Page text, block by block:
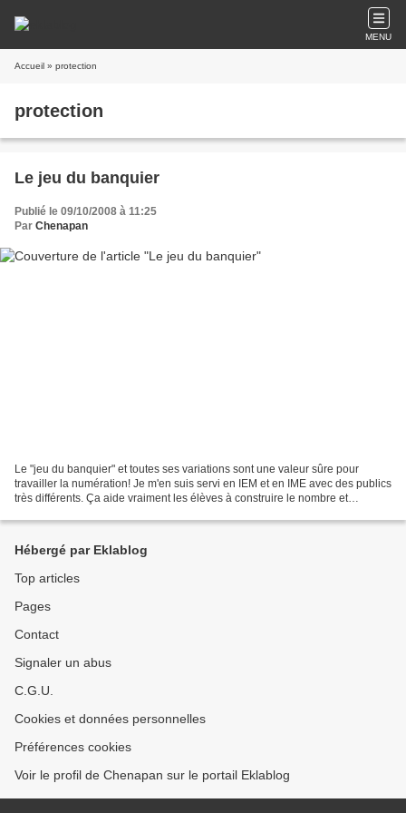
MENU
Accueil » protection
protection
Le jeu du banquier
Publié le 09/10/2008 à 11:25
Par Chenapan
Le "jeu du banquier" et toutes ses variations sont une valeur sûre pour
travailler la numération! Je m'en suis servi en IEM et en IME avec des publics
très différents. Ça aide vraiment les élèves à construire le nombre et
Hébergé par Eklablog
Top articles
Pages
Contact
Signaler un abus
C.G.U.
Cookies et données personnelles
Préférences cookies
Voir le profil de Chenapan sur le portail Eklablog